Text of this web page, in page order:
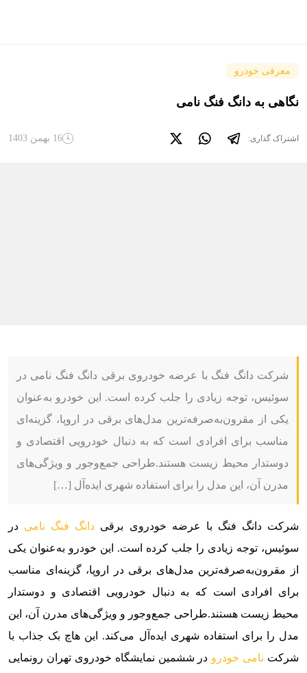
معرفی خودرو
نگاهی به دانگ فنگ نامی
اشتراک گذاری: 16 بهمن 1403
شرکت دانگ فنگ با عرضه خودروی برقی دانگ فنگ نامی در
سوئیس، توجه زیادی را جلب کرده است. این خودرو به‌عنوان
یکی از مقرون‌به‌صرفه‌ترین مدل‌های برقی در اروپا، گزینه‌ای
مناسب برای افرادی است که به دنبال خودرویی اقتصادی و
دوستدار محیط زیست هستند.طراحی جمع‌وجور و ویژگی‌های
مدرن آن، این مدل را برای استفاده شهری ایده‌آل […]
شرکت دانگ فنگ با عرضه خودروی برقی دانگ فنگ نامی در
سوئیس، توجه زیادی را جلب کرده است. این خودرو به‌عنوان یکی
از مقرون‌به‌صرفه‌ترین مدل‌های برقی در اروپا، گزینه‌ای مناسب
برای افرادی است که به دنبال خودرویی اقتصادی و دوستدار
محیط زیست هستند.طراحی جمع‌وجور و ویژگی‌های مدرن آن، این
مدل را برای استفاده شهری ایده‌آل می‌کند. این هاچ بک جذاب با
شرکت نامی خودرو در ششمین نمایشگاه خودروی تهران رونمایی